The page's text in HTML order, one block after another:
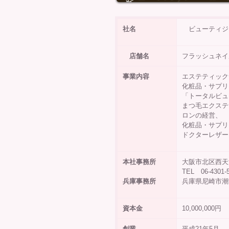
社名 ビュー
店舗名 フラッシュ
事業内容
エステティッ
化粧品・サプ
「トータルビ
まつ毛エクス
ロンの経営、
化粧品・サプ
ドクターレザ
本社事務所
兵庫事務所
大阪市北区
TEL 06-
兵庫県
資本金